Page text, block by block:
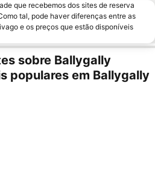
que recebemos dos sites de reserva
tal, pode haver diferenças entre as
e os preços que estão disponíveis
sobre Ballygally
populares em Ballygally